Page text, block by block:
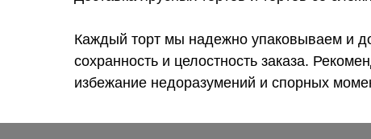
Каждый торт мы надежно упаковываем и
сохранность и целостность заказа.
избежание недоразумений и спорных